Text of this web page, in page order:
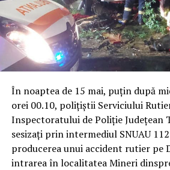
În noaptea de 15 mai, puțin după
orei 00.10, polițiștii Serviciului
Inspectoratului de Poliție Județean
sesizați prin intermediul SNUAU
producerea unui accident rutier pe
intrarea în localitatea Mineri